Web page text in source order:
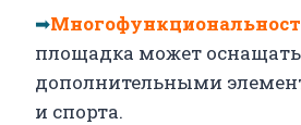
➡
площадка может
дополнительными
и спорта.